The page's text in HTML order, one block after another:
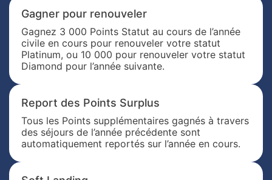
Gagner pour renouveler
Gagnez 3 000 Points Statut au cours de l’année
civile en cours pour renouveler votre statut
Platinum, ou 10 000 pour renouveler votre statut
Diamond pour l’année suivante.
Report des Points Surplus
Tous les Points supplémentaires gagnés à travers
des séjours de l’année précédente sont
automatiquement reportés sur l’année en cours.